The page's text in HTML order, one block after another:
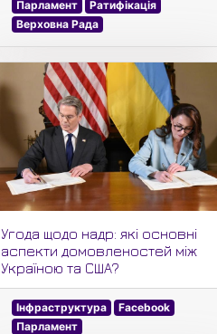
Парламент
Ратифікація
Верховна Рада
Угода щодо надр: які основні
аспекти домовленостей між
Україною та США?
Інфраструктура
Facebook
Парламент